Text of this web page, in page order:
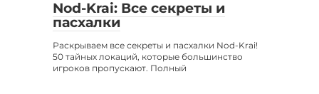
Nod-Krai: Все секреты и
пасхалки
Раскрываем все секреты и пасхалки Nod-Krai!
50 тайных локаций, которые большинство
игроков пропускают. Полный